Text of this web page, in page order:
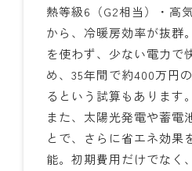
熱等級6（G2相当）・高
から、冷暖房効率が抜群
を使わず、少ない電力で
め、35年間で約400万円
るという試算もあります。
また、太陽光発電や蓄電
とで、さらに省エネ効果
能。初期費用だけでなく